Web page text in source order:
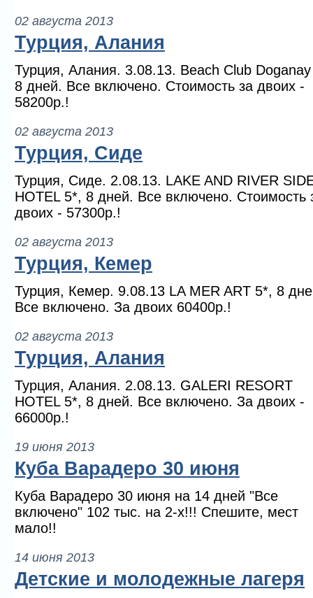
02 августа 2013
Турция, Алания
Турция, Алания. 3.08.13. Beach Club
8 дней. Все включено. Стоимость за двоих -
58200р.!
02 августа 2013
Турция, Сиде
Турция, Сиде. 2.08.13. LAKE AND RIVER
HOTEL 5*, 8 дней. Все включено. Стоимость
двоих - 57300р.!
02 августа 2013
Турция, Кемер
Турция, Кемер. 9.08.13 LA MER ART 5*, 8
Все включено. За двоих 60400р.!
02 августа 2013
Турция, Алания
Турция, Алания. 2.08.13. GALERI RESORT
HOTEL 5*, 8 дней. Все включено. За двоих -
66000р.!
19 июня 2013
Куба Варадеро 30 июня
Куба Варадеро 30 июня на 14 дней "Все
включено" 102 тыс. на 2-х!!! Спешите, мест
мало!!
14 июня 2013
Детские и молодежные лагеря